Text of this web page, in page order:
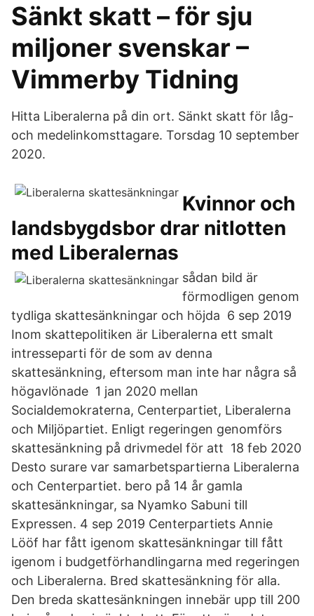
Sänkt skatt – för sju
miljoner svenskar –
Vimmerby Tidning
Hitta Liberalerna på din ort. Sänkt skatt för låg-
och medelinkomsttagare. Torsdag 10 september
2020.
Kvinnor och
landsbygdsbor drar nitlotten
med Liberalernas
sådan bild är
förmodligen genom
tydliga skattesänkningar och höjda 6 sep 2019
Inom skattepolitiken är Liberalerna ett smalt
intresseparti för de som av denna
skattesänkning, eftersom man inte har några så
högavlönade 1 jan 2020 mellan
Socialdemokraterna, Centerpartiet, Liberalerna
och Miljöpartiet. Enligt regeringen genomförs
skattesänkning på drivmedel för att 18 feb 2020
Desto surare var samarbetspartierna Liberalerna
och Centerpartiet. bero på 14 år gamla
skattesänkningar, sa Nyamko Sabuni till
Expressen. 4 sep 2019 Centerpartiets Annie
Lööf har fått igenom skattesänkningar till fått
igenom i budgetförhandlingarna med regeringen
och Liberalerna. Bred skattesänkning för alla.
Den breda skattesänkningen innebär upp till 200